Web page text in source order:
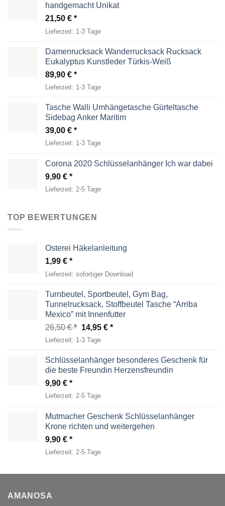
handgemacht Unikat
21,50 €
Lieferzeit: 1-3 Tage
Damenrucksack Wanderrucksack Rucksack
Eukalyptus Kunstleder Türkis-Weiß
89,90 €
Lieferzeit: 1-3 Tage
Tasche Walli Umhängetasche Gürteltasche
Sidebag Anker Maritim
39,00 €
Lieferzeit: 1-3 Tage
Corona 2020 Schlüsselanhänger Ich war dabei
9,90 €
Lieferzeit: 2-5 Tage
TOP BEWERTUNGEN
Osterei Häkelanleitung
1,99 €
Lieferzeit: sofortiger Download
Turnbeutel, Sportbeutel, Gym Bag,
Tunnelrucksack, Stoffbeutel Tasche “Arriba
Mexico” mit Innenfutter
26,50€
Ursprünglicher
Preis
26,50 €
14,95 € Aktueller
14,95 €.
Lieferzeit: 1-3 Tage
Schlüsselanhänger besonderes Geschenk für
die beste Freundin Herzensfreundin
9,90 €
Lieferzeit: 2-5 Tage
Mutmacher Geschenk Schlüsselanhänger
Krone richten und weitergehen
9,90 €
Lieferzeit: 2-5 Tage
AMANOSA